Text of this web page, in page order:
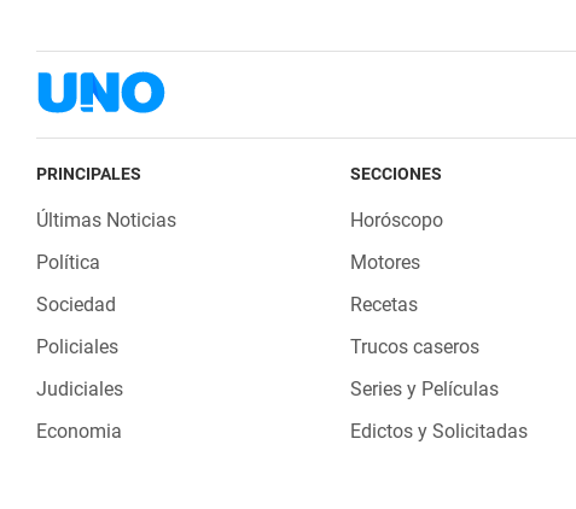
PRINCIPALES
Últimas Noticias
Política
Sociedad
Policiales
Judiciales
Economia
SECCIONES
Horóscopo
Motores
Recetas
Trucos caseros
Series y Películas
Edictos y Solicitadas